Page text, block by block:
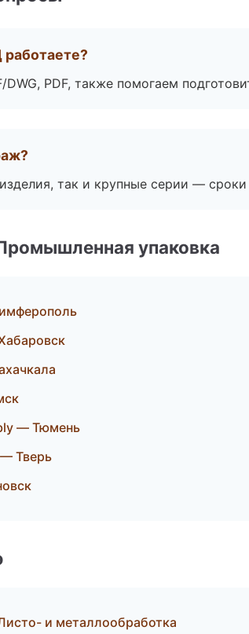
DWG, PDF, также помогаем
так и крупные серии — сроки
упаковка
— Тюмень
Тверь
и металлообработка